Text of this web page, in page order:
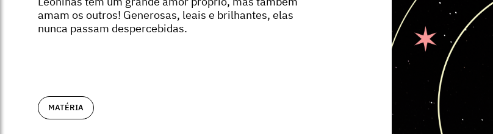
amam os outros! Generosas, leais e brilhantes, elas
nunca passam despercebidas.
MATÉRIA